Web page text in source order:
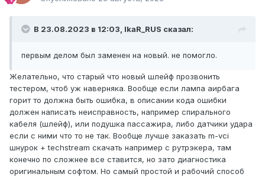
В 23.08.2023 в 12:03, IkaR_RUS сказал:
первым делом был заменен на новый. не помогло.
Желательно, что старый что новый шлейф прозвонить
тестером, чтоб уж наверняка. Вообще если лампа аирбага
горит то должна быть ошибка, в описании кода ошибки
должен написать неисправность, например спирального
кабеля (шлейф), или подушка пассажира, либо датчики удара
если с ними что то не так. Вообще лучше заказать m-vci
шнурок + techstream скачать например с рутрэкера, там
конечно по сложнее все ставится, но зато диагностика
оригинальным софтом. Но самый простой и рабочий способ